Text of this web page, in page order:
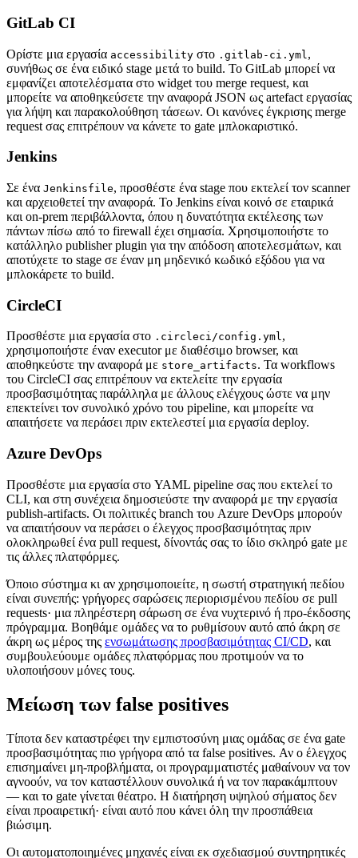
GitLab CI
Ορίστε μια εργασία accessibility στο .gitlab-ci.yml ,
συνήθως σε ένα ειδικό stage μετά το build. Το GitLab μπορεί να
εμφανίζει αποτελέσματα στο widget του merge request, και
μπορείτε να αποθηκεύσετε την αναφορά JSON ως artefact εργασίας
για λήψη και παρακολούθηση τάσεων. Οι κανόνες έγκρισης merge
request σας επιτρέπουν να κάνετε το gate μπλοκαριστικό.
Jenkins
Σε ένα Jenkinsfile, προσθέστε ένα stage που εκτελεί τον scanner
και αρχειοθετεί την αναφορά. Το Jenkins είναι κοινό σε εταιρικά
και on-prem περιβάλλοντα, όπου η δυνατότητα εκτέλεσης των
πάντων πίσω από το firewall έχει σημασία. Χρησιμοποιήστε το
κατάλληλο publisher plugin για την απόδοση αποτελεσμάτων, και
αποτύχετε το stage σε έναν μη μηδενικό κωδικό εξόδου για να
μπλοκάρετε το build.
CircleCI
Προσθέστε μια εργασία στο .circleci/config.yml,
χρησιμοποιήστε έναν executor με διαθέσιμο browser, και
αποθηκεύστε την αναφορά με store_artifacts. Τα workflows
του CircleCI σας επιτρέπουν να εκτελείτε την εργασία
προσβασιμότητας παράλληλα με άλλους ελέγχους ώστε να μην
επεκτείνει τον συνολικό χρόνο του pipeline, και μπορείτε να
απαιτήσετε να περάσει πριν εκτελεστεί μια εργασία deploy.
Azure DevOps
Προσθέστε μια εργασία στο YAML pipeline σας που εκτελεί το
CLI, και στη συνέχεια δημοσιεύστε την αναφορά με την εργασία
publish-artifacts. Οι πολιτικές branch του Azure DevOps μπορούν
να απαιτήσουν να περάσει ο έλεγχος προσβασιμότητας πριν
ολοκληρωθεί ένα pull request, δίνοντάς σας το ίδιο σκληρό gate με
τις άλλες πλατφόρμες.
Όποιο σύστημα κι αν χρησιμοποιείτε, η σωστή στρατηγική πεδίου
είναι συνεπής: γρήγορες σαρώσεις περιορισμένου πεδίου σε pull
requests· μια πληρέστερη σάρωση σε ένα νυχτερινό ή προ-έκδοσης
πρόγραμμα. Βοηθάμε ομάδες να το ρυθμίσουν αυτό από άκρη σε
άκρη ως μέρος της ενσωμάτωσης προσβασιμότητας CI/CD, και
συμβουλεύουμε ομάδες πλατφόρμας που προτιμούν να το
υλοποιήσουν μόνες τους.
Μείωση των false positives
Τίποτα δεν καταστρέφει την εμπιστοσύνη μιας ομάδας σε ένα gate
προσβασιμότητας πιο γρήγορα από τα false positives. Αν ο έλεγχος
επισημαίνει μη-προβλήματα, οι προγραμματιστές μαθαίνουν να τον
αγνοούν, να τον καταστέλλουν συνολικά ή να τον παρακάμπτουν
— και το gate γίνεται θέατρο. Η διατήρηση υψηλού σήματος δεν
είναι προαιρετική· είναι αυτό που κάνει όλη την προσπάθεια
βιώσιμη.
Οι αυτοματοποιημένες μηχανές είναι εκ σχεδιασμού συντηρητικές